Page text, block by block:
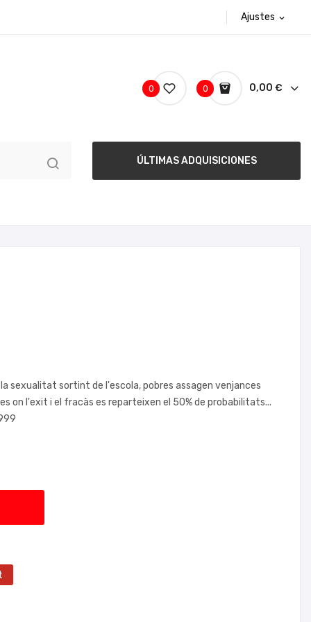
Ajustes expand_more
0 0,00 €
0
ÚLTIMAS ADQUISICIONES
sexualitat sortint de l'escola, pobres assagen venjances
on l'exit i el fracàs es reparteixen el 50% de probabilitats...